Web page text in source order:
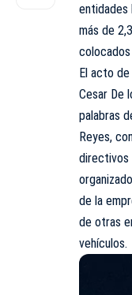
entidades
más de
El acto
Cesar De
palabras
Reyes,
directivos
de la
de otras
vehículos.